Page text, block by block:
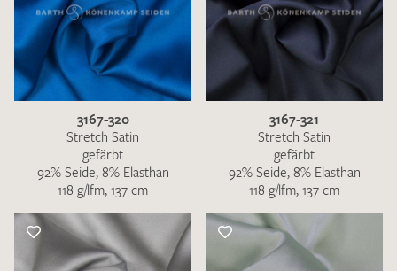
3167-320
Stretch Satin
gefärbt
92% Seide, 8% Elasthan
118 g/lfm, 137 cm
3167-321
Stretch Satin
gefärbt
92% Seide, 8% Elasthan
118 g/lfm, 137 cm